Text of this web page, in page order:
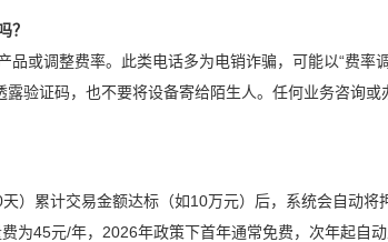
？
或调整费率。此类电话多为电销诈骗，可能以“费率调
验证码，也不要将设备寄给陌生人。任何业务咨询或
）累计交易金额达标（如10万元）后，系统会自动将
为45元/年，2026年政策下首年通常免费，次年起自